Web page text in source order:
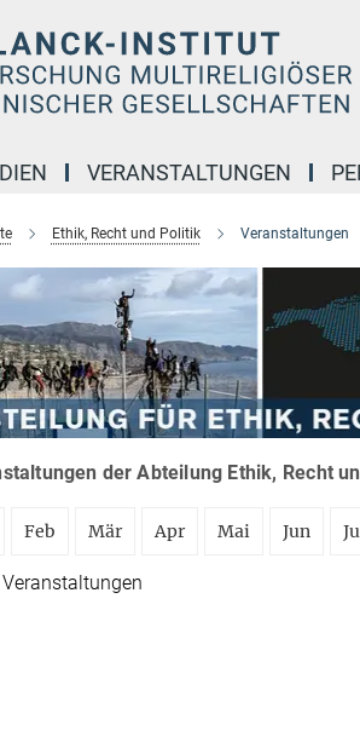
VERANSTALTUNGEN
Ethik, Recht und Politik Veranstaltungen
der Abteilung Ethik, Recht
Feb Mär Apr Mai Jun
Veranstaltungen